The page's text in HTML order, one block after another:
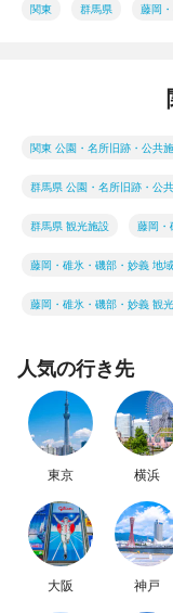
関東 群馬県 藤岡
関東 公園・名所旧跡・公共
群馬県 公園・名所旧跡・公
群馬県 観光施設 藤岡・
藤岡・碓氷・磯部・妙義 地
藤岡・碓氷・磯部・妙義 観
人気の行き先
東京 横浜
大阪 神戸